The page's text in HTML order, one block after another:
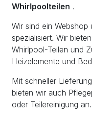
Whirlpoolteilen .
Wir sind ein Webshop
spezialisiert. Wir
Whirlpool-Teilen und
Heizelemente und
Mit schneller
bieten wir auch
oder Teilereinigung an.